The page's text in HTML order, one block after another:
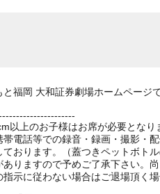
福岡 大和証券劇場ホームページ
以上のお子様はお席が必要となり
電話等での録音・録画・撮影・配
おります。（蓋つきペットボトル
りますので予めご了承下さい。